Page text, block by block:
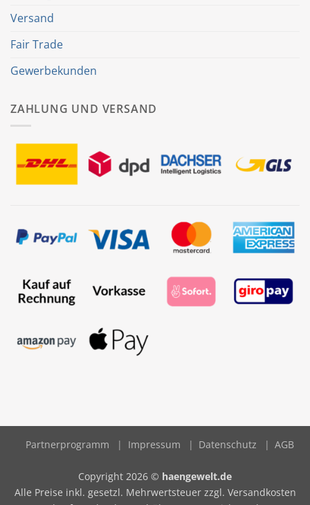
Versand
Fair Trade
Gewerbekunden
ZAHLUNG UND VERSAND
Partnerprogramm Impressum Datenschutz AGB
Copyright 2026 © haengewelt.de
Alle Preise inkl. gesetzl. Mehrwertsteuer zzgl. Versandkosten